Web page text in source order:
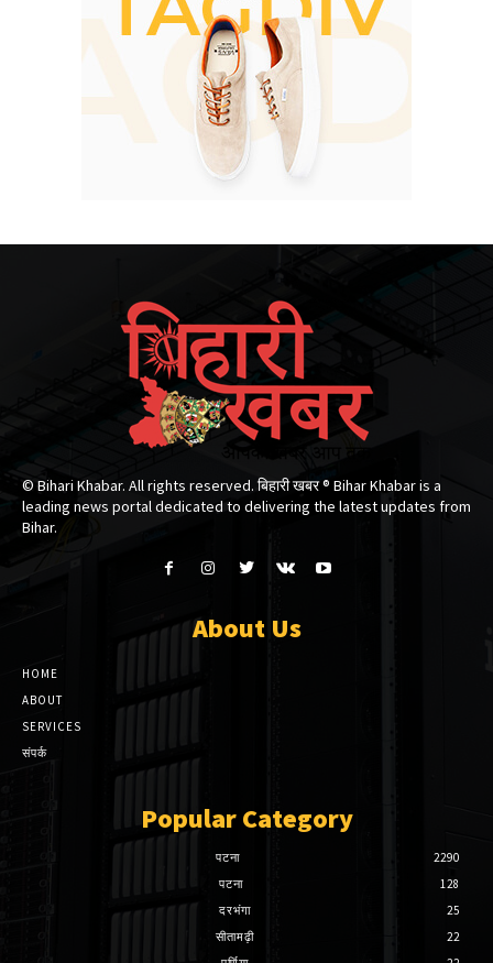
© Bihari Khabar. All rights reserved. बिहारी खबर ®​ Bihar Khabar is a
leading news portal dedicated to delivering the latest updates from
Bihar.
About Us
HOME
ABOUT
SERVICES
संपर्क
Popular Category
पटना
2290
पटना
128
दरभंगा
25
सीतामढ़ी
22